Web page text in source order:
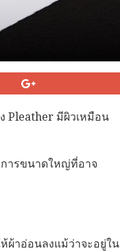
Pleather มีผิวเหมือน
การขนาดใหญ่ที่อาจ
ผ้าอ่อนลงแม้ว่าจะอยู่ใน